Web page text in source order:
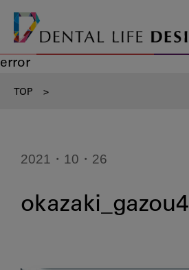
error
TOP >
2021・10・26
okazaki_gazou4